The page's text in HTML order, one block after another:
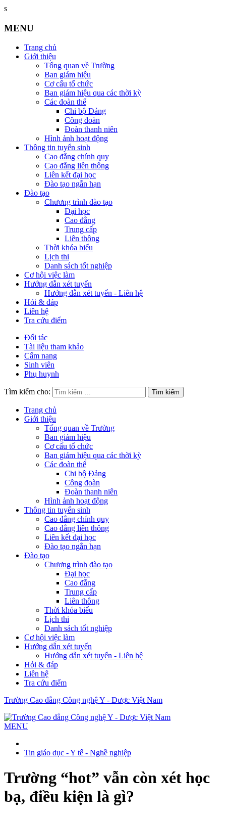
s
MENU
Trang chủ
Giới thiệu
Tổng quan về Trường
Ban giám hiệu
Cơ cấu tổ chức
Ban giám hiệu qua các thời kỳ
Các đoàn thể
Chi bộ Đảng
Công đoàn
Đoàn thanh niên
Hình ảnh hoạt động
Thông tin tuyển sinh
Cao đẳng chính quy
Cao đẳng liên thông
Liên kết đại học
Đào tạo ngắn hạn
Đào tạo
Chương trình đào tạo
Đại học
Cao đẳng
Trung cấp
Liên thông
Thời khóa biểu
Lịch thi
Danh sách tốt nghiệp
Cơ hội việc làm
Hướng dẫn xét tuyển
Hướng dẫn xét tuyển - Liên hệ
Hỏi & đáp
Liên hệ
Tra cứu điểm
Đối tác
Tài liệu tham khảo
Cẩm nang
Sinh viên
Phụ huynh
Tìm kiếm cho:
Trang chủ
Giới thiệu
Tổng quan về Trường
Ban giám hiệu
Cơ cấu tổ chức
Ban giám hiệu qua các thời kỳ
Các đoàn thể
Chi bộ Đảng
Công đoàn
Đoàn thanh niên
Hình ảnh hoạt động
Thông tin tuyển sinh
Cao đẳng chính quy
Cao đẳng liên thông
Liên kết đại học
Đào tạo ngắn hạn
Đào tạo
Chương trình đào tạo
Đại học
Cao đẳng
Trung cấp
Liên thông
Thời khóa biểu
Lịch thi
Danh sách tốt nghiệp
Cơ hội việc làm
Hướng dẫn xét tuyển
Hướng dẫn xét tuyển - Liên hệ
Hỏi & đáp
Liên hệ
Tra cứu điểm
Trường Cao đẳng Công nghệ Y - Dược Việt Nam
MENU
Tin giáo dục - Y tế - Nghề nghiệp
Trường “hot” vẫn còn xét học
bạ, điều kiện là gì?